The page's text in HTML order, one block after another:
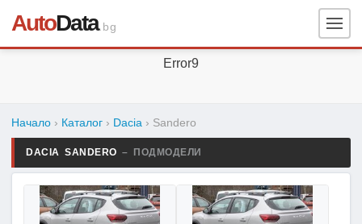
AutoData.bg
Error9
Начало › Каталог › Dacia › Sandero
DACIA SANDERO – ПОДМОДЕЛИ